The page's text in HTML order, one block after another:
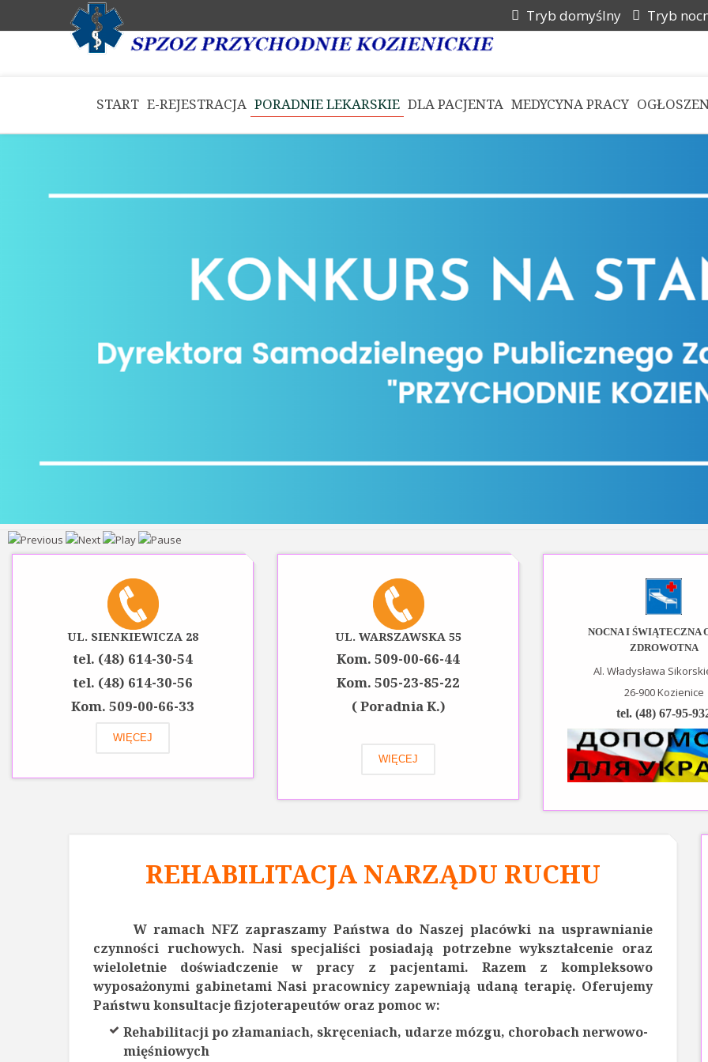
Tryb domyślny Tryb
START E-REJESTRACJA PORADNIE LEKARSKIE DLA PACJENTA MEDYCYNA PRACY
UL. SIENKIEWICZA 28
tel. (48) 614-30-54
tel. (48) 614-30-56
Kom. 509-00-66-33
WIĘCEJ
UL. WARSZAWSKA 55
Kom. 509-00-66-44
Kom. 505-23-85-22
( Poradnia K.)
WIĘCEJ
NOCNA I ŚWIĄTECZNA
ZDROWOTNA
Al. Władysława
26-900 Kozienice
tel. (48) 67-95-
REHABILITACJA NARZĄDU RUCHU
W ramach NFZ zapraszamy Państwa do Naszej placówki na usprawnianie
czynności ruchowych. Nasi specjaliści posiadają potrzebne wykształcenie oraz
wieloletnie doświadczenie w pracy z pacjentami. Razem z kompleksowo
wyposażonymi gabinetami Nasi pracownicy zapewniają udaną terapię. Oferujemy
Państwu konsultacje fizjoterapeutów oraz pomoc w:
Rehabilitacji po złamaniach, skręceniach, udarze mózgu, chorobach nerwowo-
mięśniowych